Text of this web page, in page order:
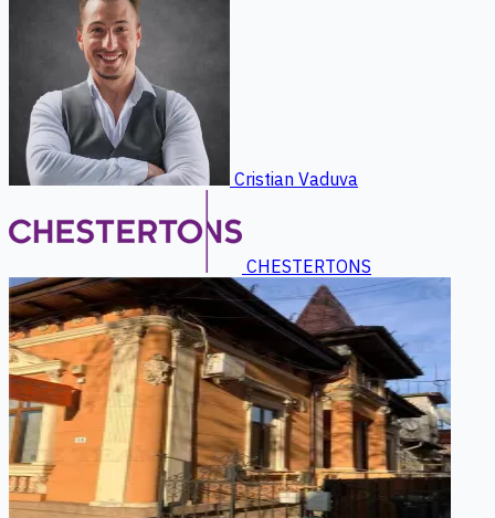
Cristian Vaduva
CHESTERTONS